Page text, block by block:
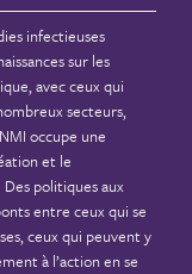
infectieuses
sur les
avec ceux qui
secteurs,
occupe une
et le
politiques aux
entre ceux qui se
ceux qui peuvent y
à l’action en se